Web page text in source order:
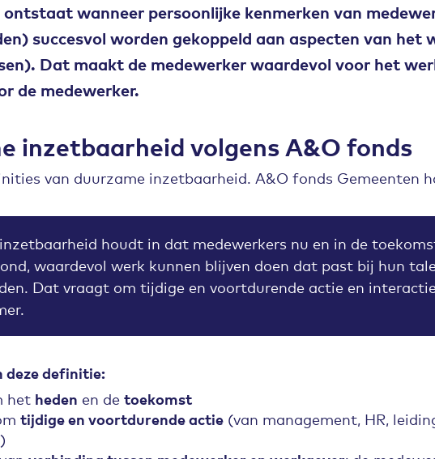
wanneer persoonlijke kenmerken van
succesvol worden gekoppeld aan aspecten van het
Dat maakt de medewerker waardevol voor het
de medewerker.
inzetbaarheid volgens A&O fonds
van duurzame inzetbaarheid. A&O fonds Gemeenten
houdt in dat medewerkers nu en in de
waardevol werk kunnen blijven doen dat past bij hun
Dat vraagt om tijdige en voortdurende actie en
deze definitie:
het heden en de toekomst
tijdige en voortdurende actie (van management, HR,